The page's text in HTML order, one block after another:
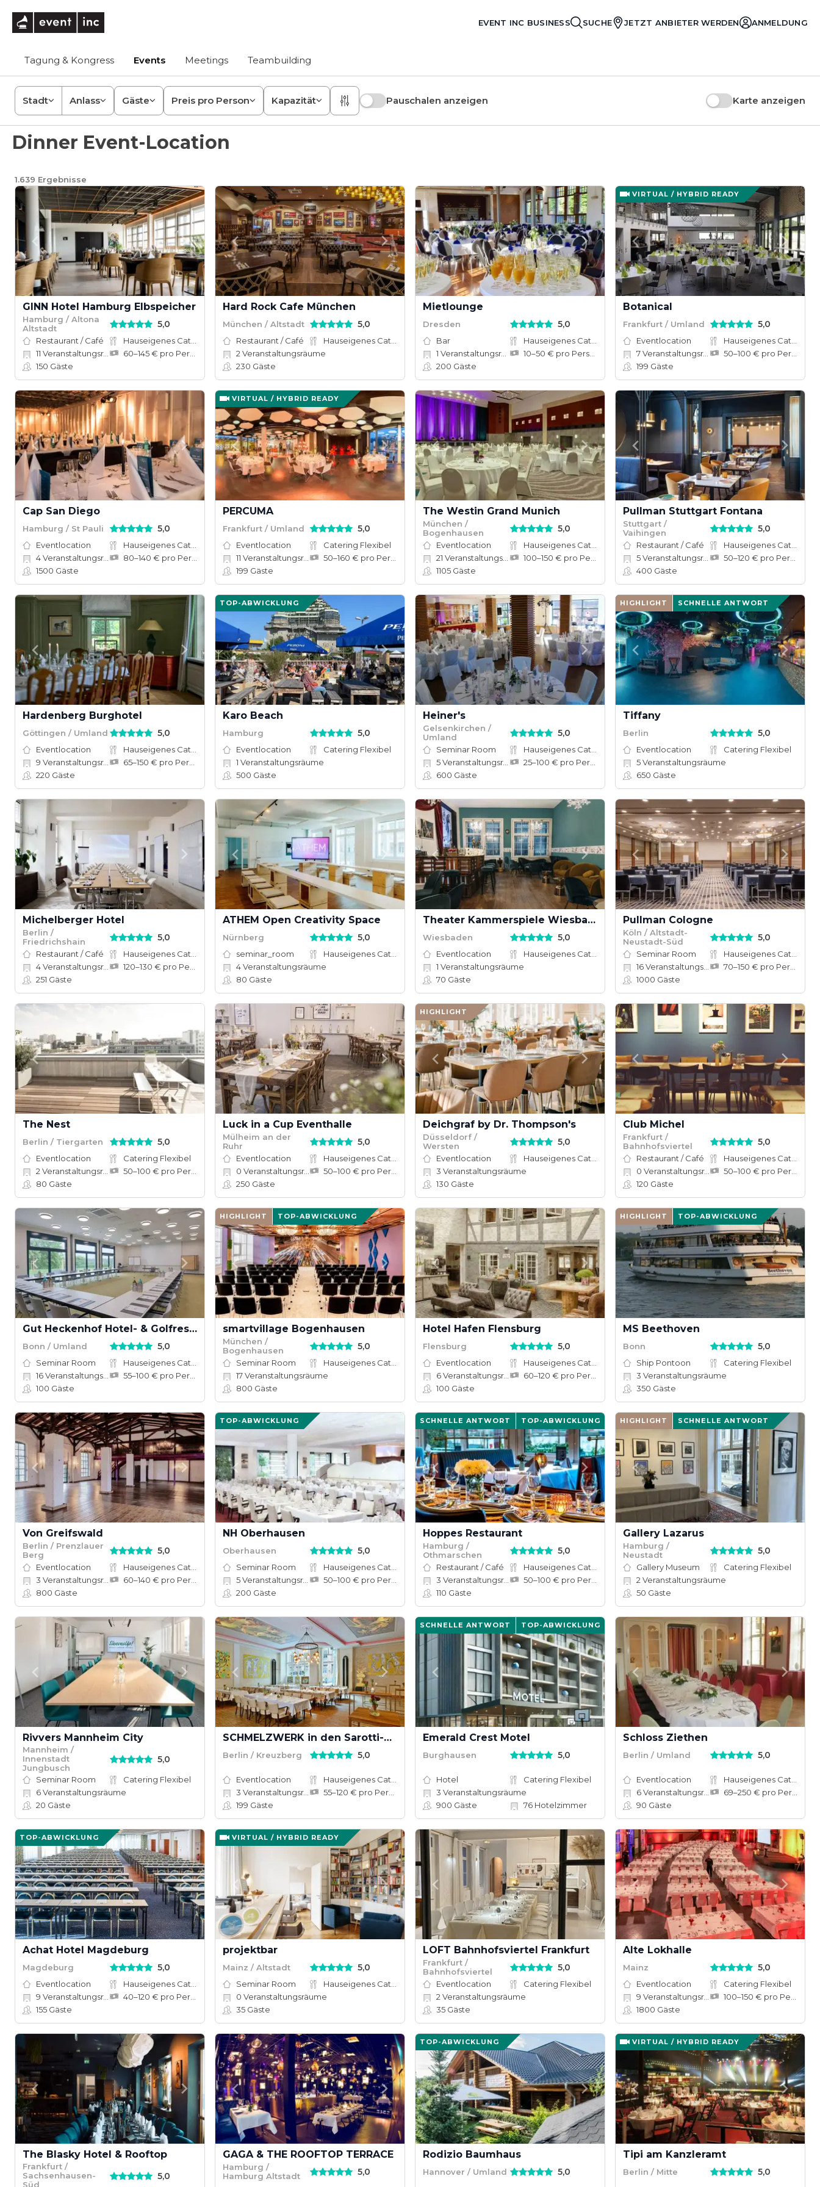
EVENT INC BUSINESS SUCHE JETZT ANBIETER WERDEN ANMELDUNG
Tagung & Kongress Events Meetings Teambuilding
Stadt Anlass Gäste Preis pro Person Kapazität Pauschalen anzeigen Karte anzeigen
Dinner Event-Location
1.639 Ergebnisse
GINN Hotel Hamburg Elbspeicher
Hamburg / Altona
Altstadt
5,0
Restaurant / Café
11 Veranstaltungsräume
150 Gäste
Hard Rock Cafe München
München / Altstadt 5,0
Restaurant / Café
2 Veranstaltungsräume
230 Gäste
Mietlounge
Dresden 5,0
Bar
1 Veranstaltungsräume
200 Gäste
VIRTUAL / HYBRID READY
Botanical
Frankfurt / Umland 5,0
Eventlocation
7Veranstaltungsräume
199 Gäste
Cap San Diego
Hamburg / St Pauli 5,0
Eventlocation
4Veranstaltungsräume
1500 Gäste
VIRTUAL / HYBRID READY
PERCUMA
Frankfurt / Umland 5,0
Eventlocation
Catering Flexibel
11 Veranstaltungsräume
199 Gäste
The Westin Grand Munich
München /
Bogenhausen
5,0
Eventlocation
21 Veranstaltungsräume
1105 Gäste
Pullman Stuttgart Fontana
Stuttgart /
Vaihingen
5,0
Restaurant / Café
5Veranstaltungsräume
400 Gäste
Hardenberg Burghotel
Göttingen / Umland 5,0
Eventlocation
9 Veranstaltungsräume
220 Gäste
TOP-ABWICKLUNG
Karo Beach
Hamburg 5,0
Eventlocation
Catering Flexibel
1 Veranstaltungsräume
500 Gäste
Heiner's
Gelsenkirchen /
Umland
5,0
Seminar Room
5Veranstaltungsräume
600 Gäste
HIGHLIGHT SCHNELLE ANTWORT
Tiffany
Berlin 5,0
Eventlocation
Catering Flexibel
5Veranstaltungsräume
650 Gäste
Michelberger Hotel
Berlin /
Friedrichshain
5,0
Restaurant / Café
4Veranstaltungsräume
251 Gäste
ATHEM Open Creativity Space
Nürnberg 5,0
seminar_room
4Veranstaltungsräume
80 Gäste
Theater Kammerspiele Wiesbaden
Wiesbaden 5,0
Eventlocation
1 Veranstaltungsräume
70 Gäste
Pullman Cologne
Köln / Altstadt-
Neustadt-Süd
5,0
Seminar Room
16Veranstaltungsräume
1000 Gäste
The Nest
Berlin / Tiergarten 5,0
Eventlocation
Catering Flexibel
2 Veranstaltungsräume
80 Gäste
Luck in a Cup Eventhalle
Mülheim an der
Ruhr
5,0
Eventlocation
0 Veranstaltungsräume
250 Gäste
HIGHLIGHT
Deichgraf by Dr. Thompson's
Düsseldorf /
Wersten
5,0
Eventlocation
3 Veranstaltungsräume
130 Gäste
Club Michel
Frankfurt /
Bahnhofsviertel
5,0
Restaurant / Café
0 Veranstaltungsräume
120 Gäste
Gut Heckenhof Hotel- & Golfresort an der Sieg
Bonn / Umland 5,0
Seminar Room
16Veranstaltungsräume
100 Gäste
HIGHLIGHT TOP-ABWICKLUNG
smartvillage Bogenhausen
München /
Bogenhausen
5,0
Seminar Room
17Veranstaltungsräume
800 Gäste
Hotel Hafen Flensburg
Flensburg 5,0
Eventlocation
6Veranstaltungsräume
100 Gäste
HIGHLIGHT TOP-ABWICKLUNG
MS Beethoven
Bonn 5,0
Ship Pontoon
Catering Flexibel
3 Veranstaltungsräume
350 Gäste
Von Greifswald
Berlin / Prenzlauer
Berg
5,0
Eventlocation
3 Veranstaltungsräume
800 Gäste
TOP-ABWICKLUNG
NH Oberhausen
Oberhausen 5,0
Seminar Room
5Veranstaltungsräume
200 Gäste
SCHNELLE ANTWORT TOP-ABWICKLUNG
Hoppes Restaurant
Hamburg /
Othmarschen
5,0
Restaurant / Café
3 Veranstaltungsräume
110 Gäste
HIGHLIGHT SCHNELLE ANTWORT
Gallery Lazarus
Hamburg /
Neustadt
5,0
Gallery Museum
Catering Flexibel
2 Veranstaltungsräume
50 Gäste
Rivvers Mannheim City
Mannheim /
Innenstadt
Jungbusch
5,0
Seminar Room
Catering Flexibel
6Veranstaltungsräume
20 Gäste
SCHMELZWERK in den Sarotti-Höfen
Berlin / Kreuzberg 5,0
Eventlocation
3 Veranstaltungsräume
199 Gäste
SCHNELLE ANTWORT TOP-ABWICKLUNG
Emerald Crest Motel
Burghausen 5,0
Hotel
Catering Flexibel
3 Veranstaltungsräume
900 Gäste 76 Hotelzimmer
Schloss Ziethen
Berlin / Umland 5,0
Eventlocation
6Veranstaltungsräume
90 Gäste
TOP-ABWICKLUNG
Achat Hotel Magdeburg
Magdeburg 5,0
Eventlocation
9 Veranstaltungsräume
155 Gäste
VIRTUAL / HYBRID READY
projektbar
Mainz / Altstadt 5,0
Seminar Room
0 Veranstaltungsräume
35 Gäste
LOFT Bahnhofsviertel Frankfurt
Frankfurt /
Bahnhofsviertel
5,0
Eventlocation
Catering Flexibel
2 Veranstaltungsräume
35 Gäste
Alte Lokhalle
Mainz 5,0
Eventlocation
Catering Flexibel
9 Veranstaltungsräume
1800 Gäste
The Blasky Hotel & Rooftop
Frankfurt /
Sachsenhausen-
Süd
5,0
GAGA & THE ROOFTOP TERRACE
Hamburg /
Hamburg Altstadt
5,0
TOP-ABWICKLUNG
Rodizio Baumhaus
Hannover / Umland 5,0
VIRTUAL / HYBRID READY
Tipi am Kanzleramt
Berlin / Mitte 5,0